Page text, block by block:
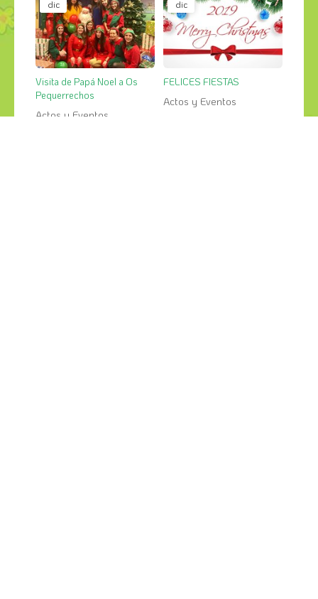
dic
Visita de Papá Noel a Os
Pequerrechos
Actos y Eventos
dic
FELICES FIESTAS
Actos y Eventos